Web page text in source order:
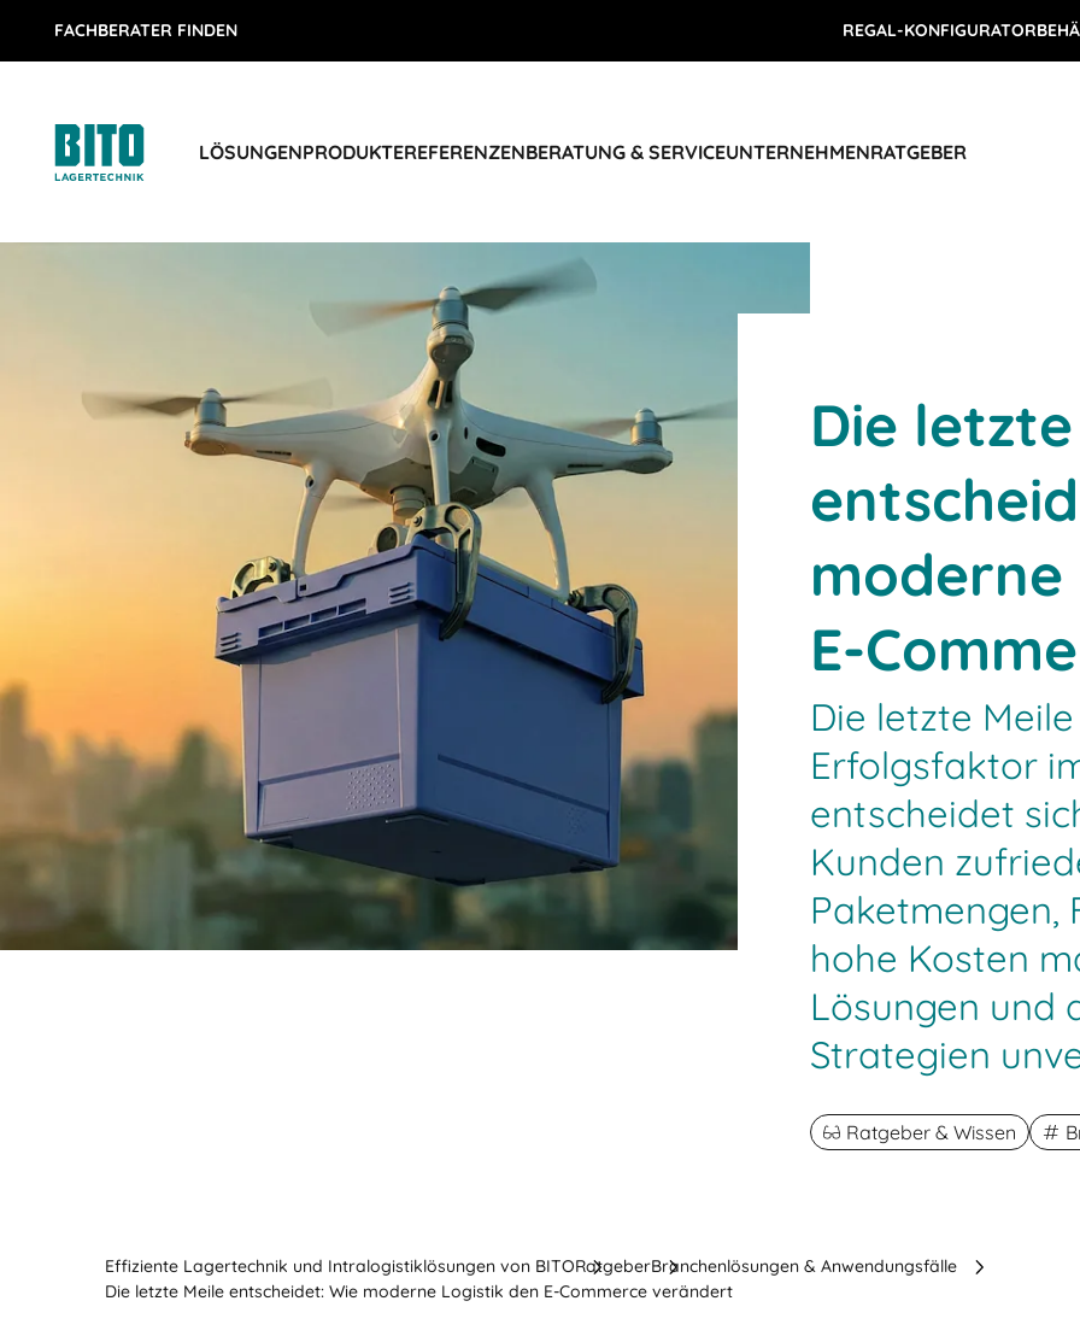
FACHBERATER FINDEN REGAL-KONFIGURATOR
LÖSUNGENPRODUKTEREFERENZENBERATUNG & SERVICEUNTERNEHMENRATGEBER
Die
E-
Die letzte
Erfolgsfaktor
entscheidet
Kunden
hohe Kosten
Lösungen und
Strategien
Ratgeber & Wissen
Effiziente Lagertechnik und Intralogistiklösungen von BITORatgeberBranchenlösungen & Anwendungsfälle
Die letzte Meile entscheidet: Wie moderne Logistik den E-Commerce verändert